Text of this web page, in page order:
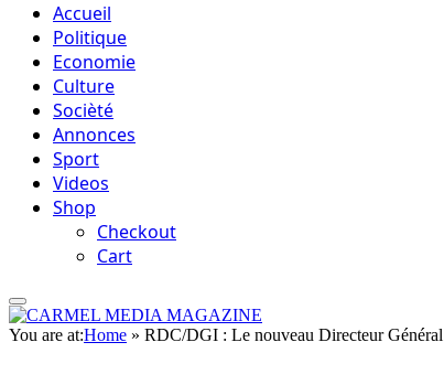
Accueil
Politique
Economie
Culture
Socièté
Annonces
Sport
Videos
Shop
Checkout
Cart
You are at:Home » RDC/DGI : Le nouveau Directeur